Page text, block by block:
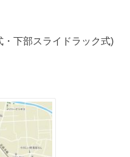
下部スライドラック式)